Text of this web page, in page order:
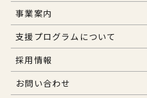
事業案内
支援プログラムについて
採用情報
お問い合わせ